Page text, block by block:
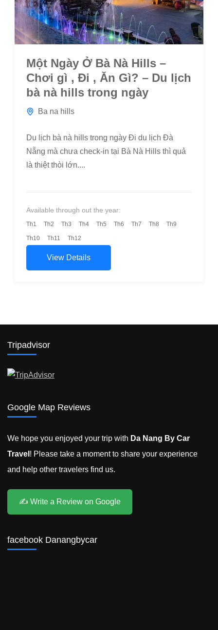
Một Ngày Ở Bà Nà Hills –
Chơi gì , Đi , Ăn Gì? – Du lịch
bà nà hills trong ngày
Ba na hills
Du lịch bà nà hills trong ngày Đi du lịch Đà
Nẵng mà chưa check-in tại Bà Nà Hills thì quả
là thiệt thòi lớn....
Available through out the year:
Th1 Th2 Th3 Th4 Th5 Th6 Th7 Th8 Th9
Th10 Th11 Th12
View Details
Tripadvisor
Google Map Reviews
We hope you enjoyed your trip with Da Nang By Car
Travel ! Please take a moment to share your experience
and help other travelers find us.
✍️ Write a Review on Google
facebook Danangbycar